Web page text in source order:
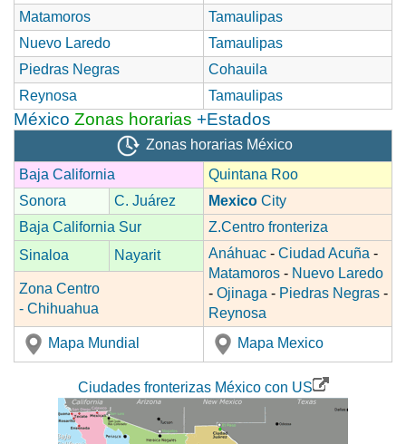
Matamoros
Tamaulipas
Nuevo Laredo
Tamaulipas
Piedras Negras
Cohauila
Reynosa
Tamaulipas
México Zonas horarias +Estados
Zonas horarias México
Baja California
Quintana Roo
Sonora
C. Juárez Mexico City
Baja California Sur
Z.Centro fronteriza
Sinaloa
Nayarit Anáhuac - Ciudad Acuña -
Matamoros - Nuevo Laredo
- Ojinaga - Piedras Negras -
Reynosa
Zona Centro
- Chihuahua
Mapa Mundial Mapa Mexico
Ciudades fronterizas México con US